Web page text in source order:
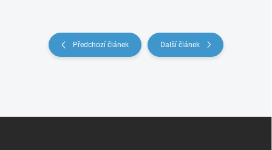
Předchozí článek Další článek